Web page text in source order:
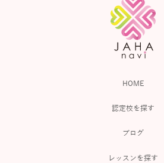
HOME
認定校を探す
ブログ
レッスンを探す